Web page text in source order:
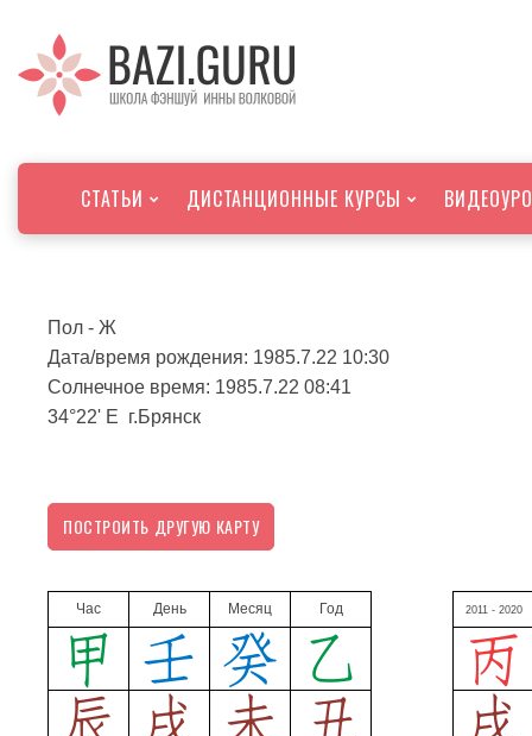
СТАТЬИ ДИСТАНЦИОННЫЕ КУРСЫ ВИДЕО
Пол - Ж
Дата/время рождения: 1985.7.22 10:30
Солнечное время: 1985.7.22 08:41
34°22' E г.Брянск
ПОСТРОИТЬ ДРУГУЮ КАРТУ
Час День Месяц Год 2011 - 2020